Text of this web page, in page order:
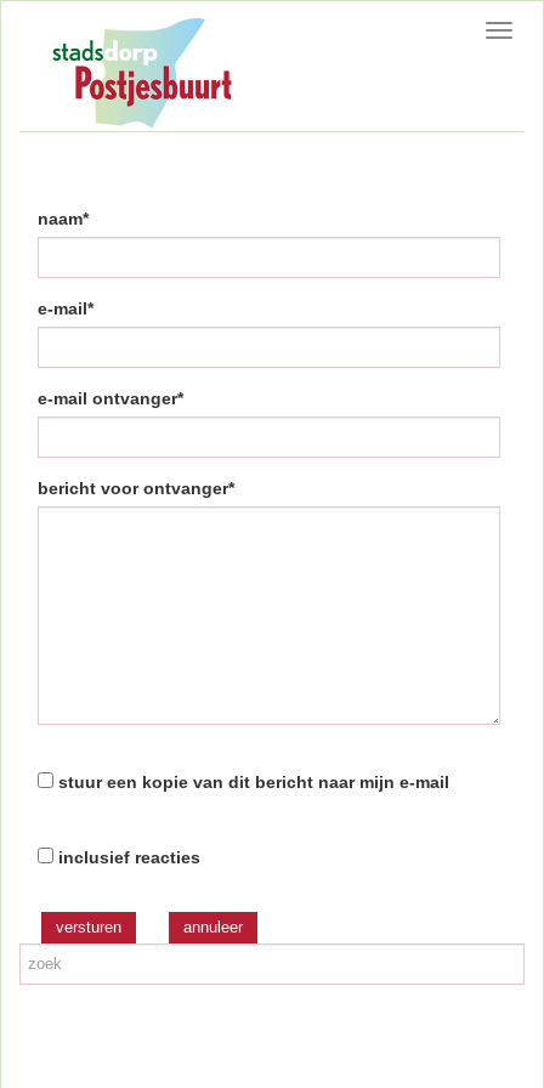
naam*
e-mail*
e-mail ontvanger*
bericht voor ontvanger*
stuur een kopie van dit bericht naar mijn e-mail
inclusief reacties
versturen